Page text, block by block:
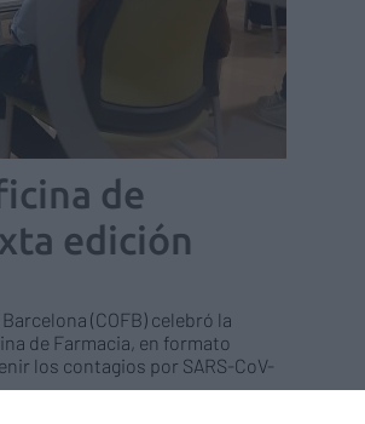
de
edición
(COFB) celebró la
de Farmacia, en formato
los contagios por SARS-CoV-